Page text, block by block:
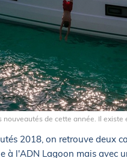
de cette année. Il existe
2018, on retrouve deux
à l'ADN Lagoon mais avec